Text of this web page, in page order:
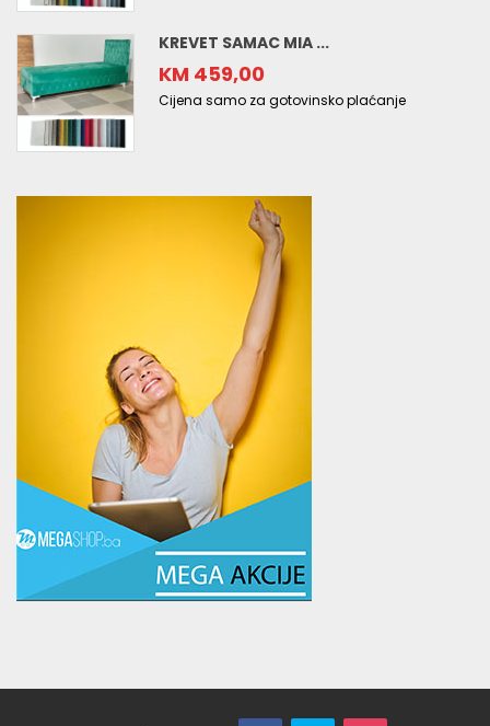
KREVET SAMAC MIA ...
KM 459,00
Cijena samo za gotovinsko plaćanje